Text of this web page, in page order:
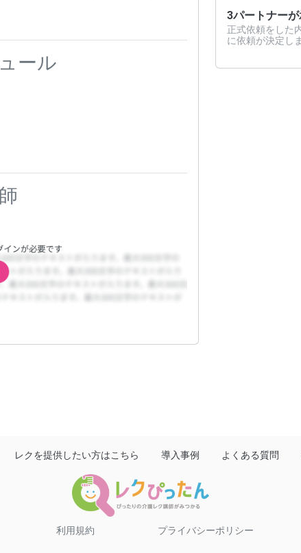
ール
3パートナー
正式依頼をした
に依頼が決定し
レクを提供したい方はこちら 導入事例 よくある質問
利用規約 プライバシーポリシー